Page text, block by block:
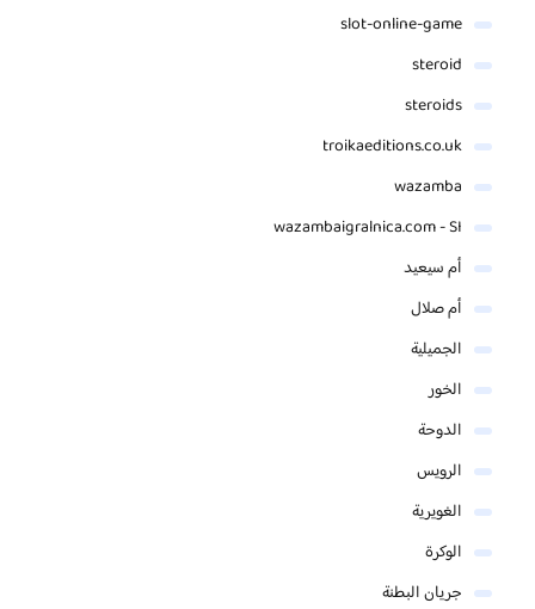
slot-online-game
steroid
steroids
troikaeditions.co.uk
wazamba
wazambaigralnica.com - SI
أم سيعيد
أم صلال
الجميلية
الخور
الدوحة
الرويس
الغويرية
الوكرة
جريان البطنة